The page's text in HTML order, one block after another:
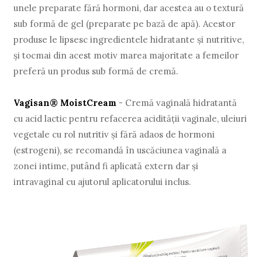
unele preparate fără hormoni, dar acestea au o textură
sub formă de gel (preparate pe bază de apă). Acestor
produse le lipsesc ingredientele hidratante și nutritive,
și tocmai din acest motiv marea majoritate a femeilor
preferă un produs sub formă de cremă.
Vagisan® MoistCream - Cremă vaginală hidratantă
cu acid lactic pentru refacerea acidității vaginale, uleiuri
vegetale cu rol nutritiv și fără adaos de hormoni
(estrogeni), se recomandă în uscăciunea vaginală a
zonei intime, putând fi aplicată extern dar și
intravaginal cu ajutorul aplicatorului inclus.